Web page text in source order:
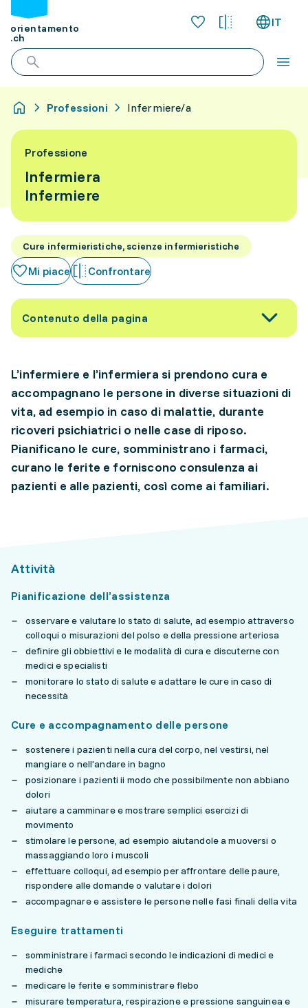
orientamento
.ch
IT
Professioni Infermiere/a
Professione
Infermiera
Infermiere
Cure infermieristiche, scienze infermieristiche
Mi piace Confrontare
Contenuto della pagina
L’infermiere e l’infermiera si prendono cura e
accompagnano le persone in diverse situazioni di
vita, ad esempio in caso di malattie, durante
ricoveri psichiatrici o nelle case di riposo.
Pianificano le cure, somministrano i farmaci,
curano le ferite e forniscono consulenza ai
pazienti e alle pazienti, così come ai familiari.
Attività
Pianificazione dell’assistenza
osservare e valutare lo stato di salute, ad esempio attraverso
colloqui o misurazioni del polso e della pressione arteriosa
definire gli obbiettivi e le modalità di cura e discuterne con
medici e specialisti
monitorare lo stato di salute e adattare le cure in caso di
necessità
Cure e accompagnamento delle persone
sostenere i pazienti nella cura del corpo, nel vestirsi, nel
mangiare o nell’andare in bagno
posizionare i pazienti ii modo che possibilmente non abbiano
dolori
aiutare a camminare e mostrare semplici esercizi di
movimento
stimolare le persone, ad esempio aiutandole a muoversi o
massaggiando loro i muscoli
effettuare colloqui, ad esempio per affrontare delle paure,
rispondere alle domande o valutare i dolori
accompagnare e assistere le persone nelle fasi finali della vita
Eseguire trattamenti
somministrare i farmaci secondo le indicazioni di medici e
mediche
medicare le ferite e somministrare flebo
misurare temperatura, respirazione e pressione sanguinea e